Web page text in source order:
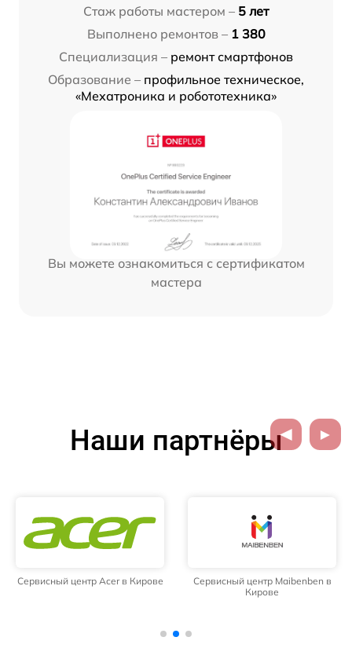
Стаж работы мастером – 5 лет
Выполнено ремонтов – 1 380
Специализация – ремонт смартфонов
Образование – профильное техническое,
«Мехатроника и робототехника»
Вы можете ознакомиться с сертификатом
мастера
Наши партнёры
Сервисный центр Acer в Кирове
Сервисный центр Maibenben в
Кирове